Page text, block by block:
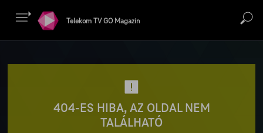
Telekom TV GO Magazin
404-ES HIBA, AZ OLDAL NEM
TALÁLHATÓ